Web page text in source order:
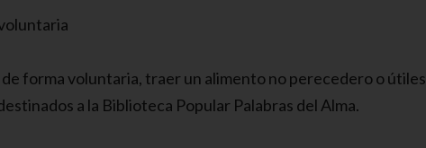
de forma voluntaria, traer un alimento no perecedero o útiles
a la Biblioteca Popular Palabras del Alma.